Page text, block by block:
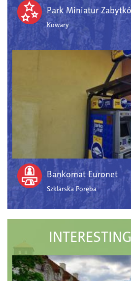
Kowary
Bankomat Euronet
Szklarska Poręba
INTERESTING